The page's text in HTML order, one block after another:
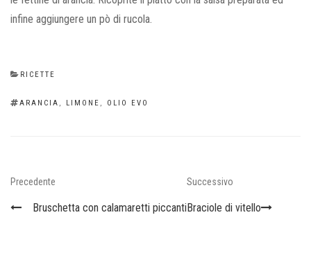
infine aggiungere un pò di rucola.
CATEGORIES
RICETTE
TAGS
ARANCIA LIMONE OLIO EVO
Navigazione
articoli
Previous
Precedente
Bruschetta con calamaretti piccanti
Next
Post
Successivo
Braciole di vitello